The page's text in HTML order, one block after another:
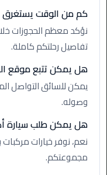
ليموزين
مطار
القاهرة
الي
اسكندرية
تاكسي
العاصمة
ليموزين
مطار
برج
كم من الوقت يستغرق
نؤكد معظم الحجوزات
تفاصيل رحلتكم كاملة.
هل يمكن تتبع موقع
يمكن للسائق التواصل
وصوله.
هل يمكن طلب سيارة
نعم، نوفر خيارات
مجموعتكم.